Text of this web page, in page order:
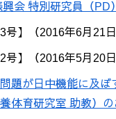
会 特別研究員（PD
号】（2016年6月21
号】（2016年5月20
題が日中機能に及
体育研究室 助教）の